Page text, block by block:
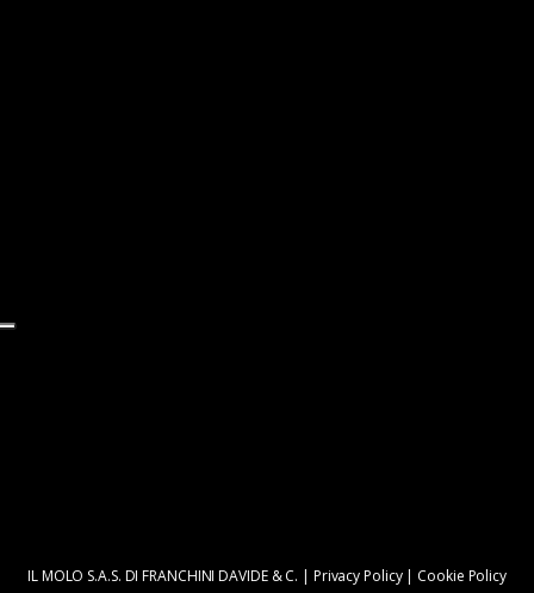
IL MOLO S.A.S. DI FRANCHINI DAVIDE & C. | Privacy Policy| Cookie Policy